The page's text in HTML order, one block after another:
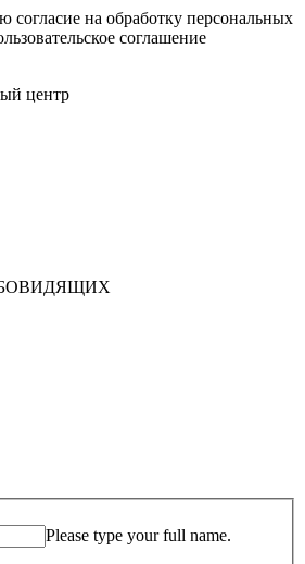
согласие на обработку персональных
соглашение
центр
Please type your full name.